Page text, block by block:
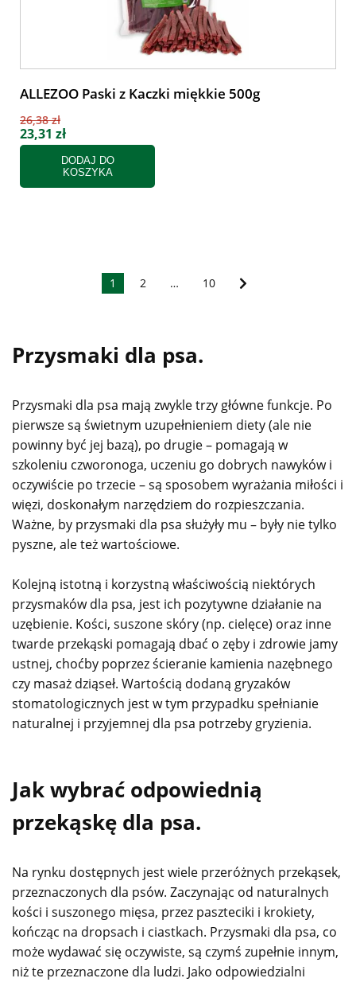
ALLEZOO Paski z Kaczki miękkie 500g
26,38 zł
23,31 zł
DODAJ DO
KOSZYKA
1 2 … 10
Przysmaki dla psa.
Przysmaki dla psa mają zwykle trzy główne funkcje. Po
pierwsze są świetnym uzupełnieniem diety (ale nie
powinny być jej bazą), po drugie – pomagają w
szkoleniu czworonoga, uczeniu go dobrych nawyków i
oczywiście po trzecie – są sposobem wyrażania miłości i
więzi, doskonałym narzędziem do rozpieszczania.
Ważne, by przysmaki dla psa służyły mu – były nie tylko
pyszne, ale też wartościowe.
Kolejną istotną i korzystną właściwością niektórych
przysmaków dla psa, jest ich pozytywne działanie na
uzębienie. Kości, suszone skóry (np. cielęce) oraz inne
twarde przekąski pomagają dbać o zęby i zdrowie jamy
ustnej, choćby poprzez ścieranie kamienia nazębnego
czy masaż dziąseł. Wartością dodaną gryzaków
stomatologicznych jest w tym przypadku spełnianie
naturalnej i przyjemnej dla psa potrzeby gryzienia.
Jak wybrać odpowiednią
przekąskę dla psa.
Na rynku dostępnych jest wiele przeróżnych przekąsek,
przeznaczonych dla psów. Zaczynając od naturalnych
kości i suszonego mięsa, przez paszteciki i krokiety,
kończąc na dropsach i ciastkach. Przysmaki dla psa, co
może wydawać się oczywiste, są czymś zupełnie innym,
niż te przeznaczone dla ludzi. Jako odpowiedzialni